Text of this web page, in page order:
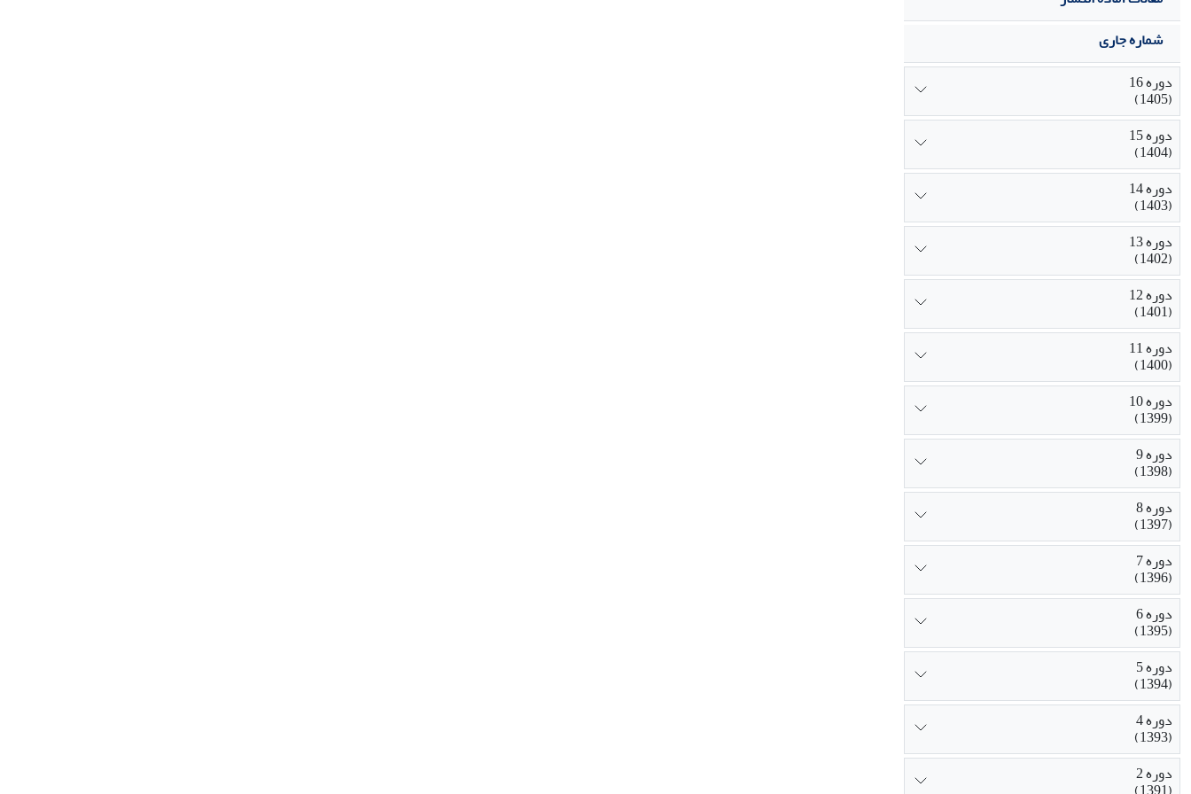
شماره جاری
دوره 16
(1405)
دوره 15
(1404)
دوره 14
(1403)
دوره 13
(1402)
دوره 12
(1401)
دوره 11
(1400)
دوره 10
(1399)
دوره 9
(1398)
دوره 8
(1397)
دوره 7
(1396)
دوره 6
(1395)
دوره 5
(1394)
دوره 4
(1393)
دوره 2